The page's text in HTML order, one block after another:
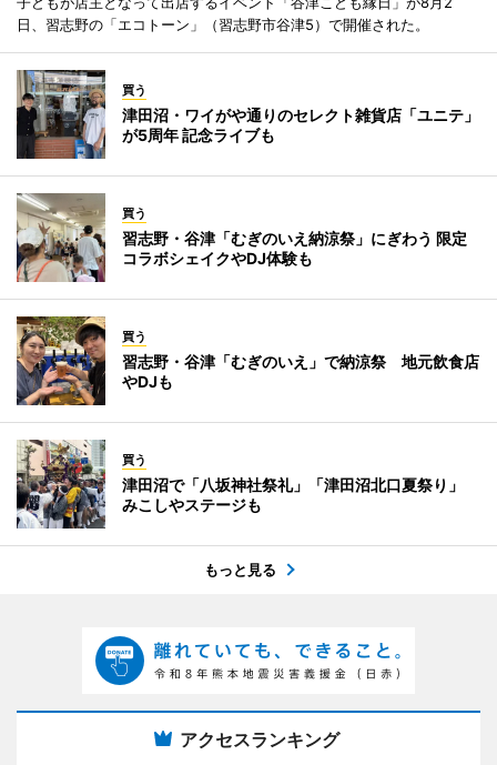
日、習志野の「エコトーン」（習志野市谷津5）で開催された。
買う
津田沼・ワイがや通りのセレクト雑貨店「ユニテ」
が5周年 記念ライブも
買う
習志野・谷津「むぎのいえ納涼祭」にぎわう 限定
コラボシェイクやDJ体験も
買う
習志野・谷津「むぎのいえ」で納涼祭 地元飲食店
やDJも
買う
津田沼で「八坂神社祭礼」「津田沼北口夏祭り」
みこしやステージも
もっと見る
アクセスランキング